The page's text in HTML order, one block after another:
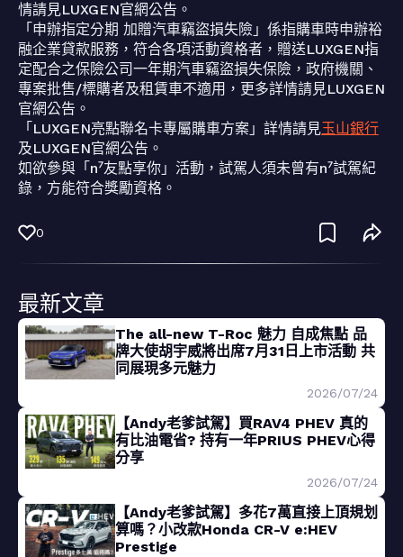
情請見LUXGEN官網公告。
「申辦指定分期 加贈汽車竊盜損失險」係指購車時申辦裕
融企業貸款服務，符合各項活動資格者，贈送LUXGEN指
定配合之保險公司一年期汽車竊盜損失保險，政府機關、
專案批售/標購者及租賃車不適用，更多詳情請見LUXGEN
官網公告。
「LUXGEN亮點聯名卡專屬購車方案」詳情請見玉山銀行
及LUXGEN官網公告。
如欲參與「n⁷友點享你」活動，試駕人須未曾有n⁷試駕紀
錄，方能符合獎勵資格。
0
最新文章
The all-new T-Roc 魅力 自成焦點 品
牌大使胡宇威將出席7月31日上市活動 共
同展現多元魅力
2026/07/24
【Andy老爹試駕】買RAV4 PHEV 真的
有比油電省? 持有一年PRIUS PHEV心得
分享
2026/07/24
【Andy老爹試駕】多花7萬直接上頂規划
算嗎？小改款Honda CR-V e:HEV
Prestige